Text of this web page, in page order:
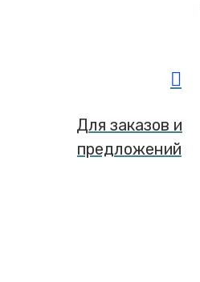
Для заказов и
предложений